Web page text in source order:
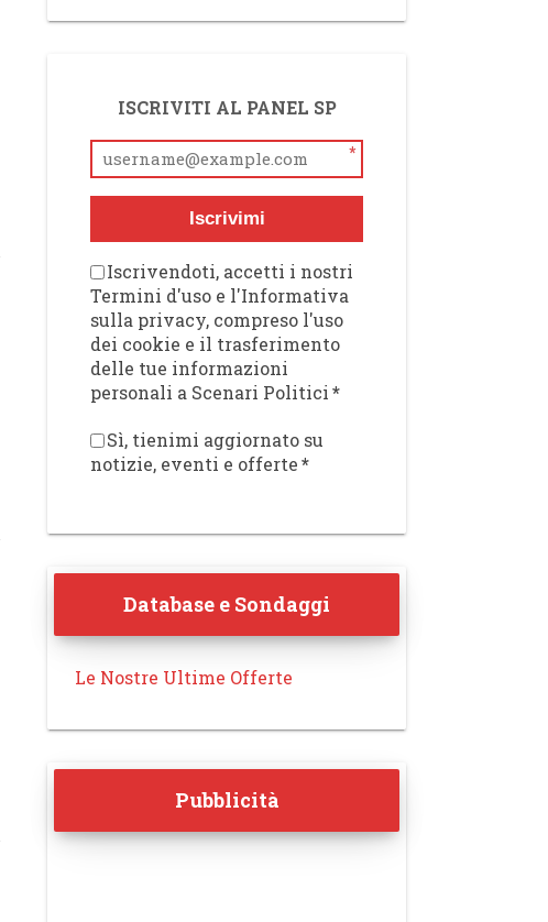
ISCRIVITI AL PANEL SP
*
Iscrivimi
Iscrivendoti, accetti i nostri
Termini d'uso e l'Informativa
sulla privacy, compreso l'uso
dei cookie e il trasferimento
delle tue informazioni
personali a Scenari Politici *
Sì, tienimi aggiornato su
notizie, eventi e offerte *
Database e Sondaggi
Le Nostre Ultime Offerte
Pubblicità